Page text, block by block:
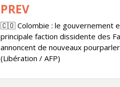
Navigation
de
l’article
PREV
🇨🇴 Colombie : le gouvernement
principale faction dissidente des
annoncent de nouveaux
(Libération / AFP)